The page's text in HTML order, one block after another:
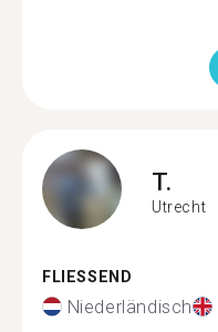
T.
Utrecht
FLIESSEND
Niederländisch